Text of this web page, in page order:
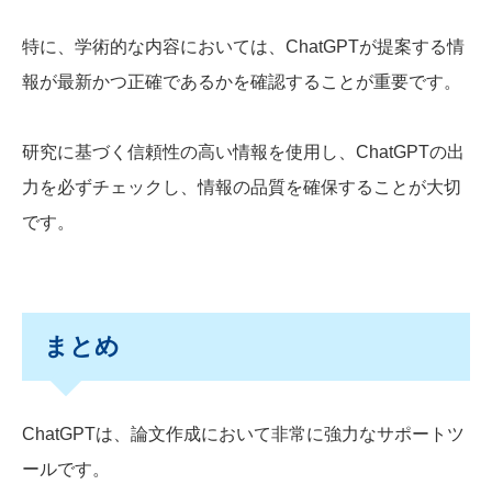
特に、学術的な内容においては、ChatGPTが提案する情
報が最新かつ正確であるかを確認することが重要です。
研究に基づく信頼性の高い情報を使用し、ChatGPTの出
力を必ずチェックし、情報の品質を確保することが大切
です。
まとめ
ChatGPTは、論文作成において非常に強力なサポートツ
ールです。